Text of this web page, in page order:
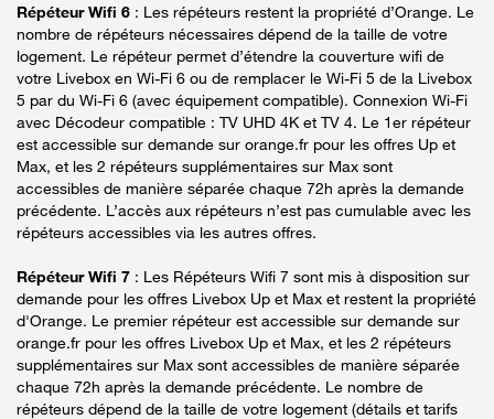
Répéteur Wifi 6 : Les répéteurs restent la propriété d’Orange. Le
nombre de répéteurs nécessaires dépend de la taille de votre
logement. Le répéteur permet d’étendre la couverture wifi de
votre Livebox en Wi-Fi 6 ou de remplacer le Wi-Fi 5 de la Livebox
5 par du Wi-Fi 6 (avec équipement compatible). Connexion Wi-Fi
avec Décodeur compatible : TV UHD 4K et TV 4. Le 1er répéteur
est accessible sur demande sur orange.fr pour les offres Up et
Max, et les 2 répéteurs supplémentaires sur Max sont
accessibles de manière séparée chaque 72h après la demande
précédente. L’accès aux répéteurs n’est pas cumulable avec les
répéteurs accessibles via les autres offres.
Répéteur Wifi 7 : Les Répéteurs Wifi 7 sont mis à disposition sur
demande pour les offres Livebox Up et Max et restent la propriété
d'Orange. Le premier répéteur est accessible sur demande sur
orange.fr pour les offres Livebox Up et Max, et les 2 répéteurs
supplémentaires sur Max sont accessibles de manière séparée
chaque 72h après la demande précédente. Le nombre de
répéteurs dépend de la taille de votre logement (détails et tarifs